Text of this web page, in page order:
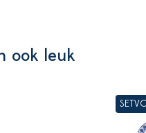
ook leuk